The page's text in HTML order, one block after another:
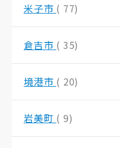
米子市 ( 77)
倉吉市 ( 35)
境港市 ( 20)
岩美町 ( 9)